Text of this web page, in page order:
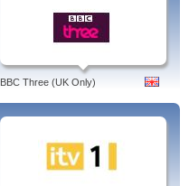
BBC Three (UK Only)